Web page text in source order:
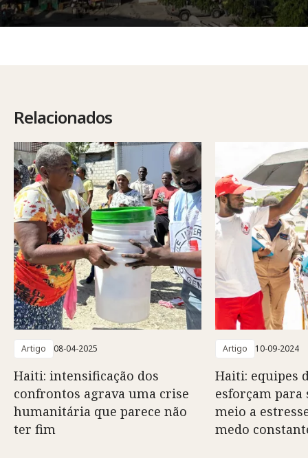
Relacionados
Artigo 08-04-2025
Haiti: intensificação dos
confrontos agrava uma crise
humanitária que parece não
ter fim
Artigo 10-09-2024
Haiti: equipes
esforçam para
meio a
medo